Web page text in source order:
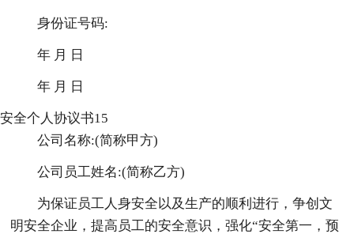
身份证号码:
年 月 日
年 月 日
安全个人协议书15
公司名称:(简称甲方)
公司员工姓名:(简称乙方)
为保证员工人身安全以及生产的顺利进行，争创文
明安全企业，提高员工的安全意识，强化“安全第一，预